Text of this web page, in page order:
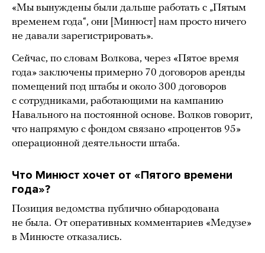
«Мы вынуждены были дальше работать с „Пятым
временем года“, они [Минюст] нам просто ничего
не давали зарегистрировать».
Сейчас, по словам Волкова, через «Пятое время
года» заключены примерно 70 договоров аренды
помещений под штабы и около 300 договоров
с сотрудниками, работающими на кампанию
Навального на постоянной основе. Волков говорит,
что напрямую с фондом связано «процентов 95»
операционной деятельности штаба.
Что Минюст хочет от «Пятого времени
года»?
Позиция ведомства публично обнародована
не была. От оперативных комментариев «Медузе»
в Минюсте отказались.